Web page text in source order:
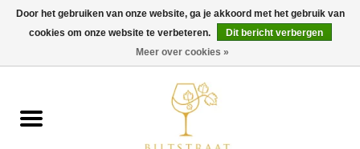
0 Artikelen - €0,00
Wijn
Door het gebruiken van onze website, ga je akkoord met het gebruik van
cookies om onze website te verbeteren.
Dit bericht verbergen
Meer over cookies »